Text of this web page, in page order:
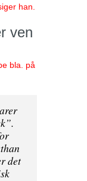
han.
ven
bla. på
det